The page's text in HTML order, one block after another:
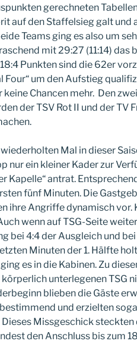
gerechneten
auf den Staffelsieg galt und
Teams ging es also um
mit 29:27 (11:14) das
Punkten sind die 62er
Four“ um den Aufstieg
keine Chancen mehr. Den
der TSV Rot II und der TV
Mal in dieser
nur ein kleiner Kader zur
Kapelle“ antrat.
fünf Minuten. Die
ihre Angriffe dynamisch vor.
wenn auf TSG-Seite
bei 4:4 der Ausgleich und
Minuten der 1. Hälfte
ging es in die Kabinen. Zu
körperlich unterlegenen TSG
blieben die Gäste
und erzielten
Dieses Missgeschick
den Anschluss bis zum